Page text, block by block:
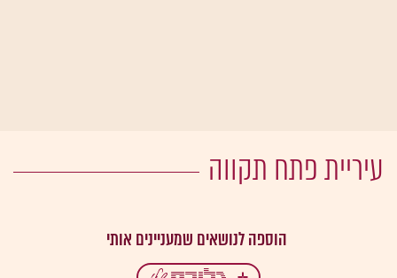
עיריית פתח תקווה